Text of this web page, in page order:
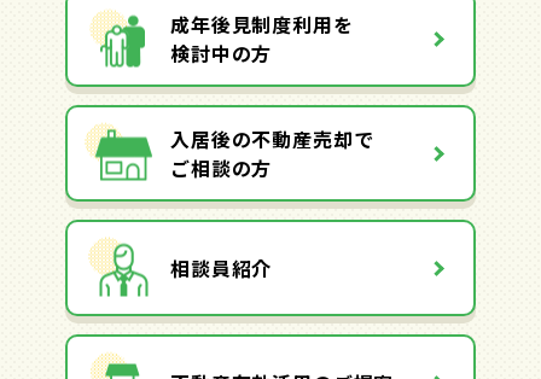
成年後見制度利用を
検討中の方
入居後の不動産売却で
ご相談の方
相談員紹介